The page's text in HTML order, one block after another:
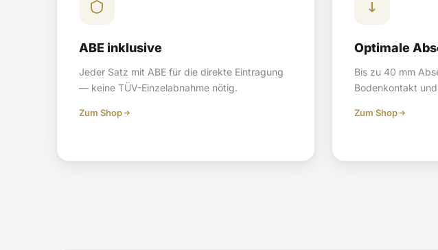
ABE inklusive
Jeder Satz mit ABE für die direkte Eintragung
— keine TÜV-Einzelabnahme nötig.
Zum Shop
Optimale
Bis zu 40 mm
Bodenkontakt
Zum Shop